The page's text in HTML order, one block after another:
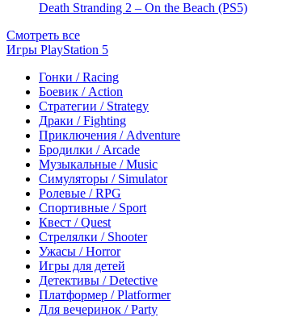
Death Stranding 2 – On the Beach (PS5)
Смотреть все
Игры PlayStation 5
Гонки / Racing
Боевик / Action
Стратегии / Strategy
Драки / Fighting
Приключения / Adventure
Бродилки / Arcade
Музыкальные / Music
Симуляторы / Simulator
Ролевые / RPG
Спортивные / Sport
Квест / Quest
Стрелялки / Shooter
Ужасы / Horror
Игры для детей
Детективы / Detective
Платформер / Platformer
Для вечеринок / Party